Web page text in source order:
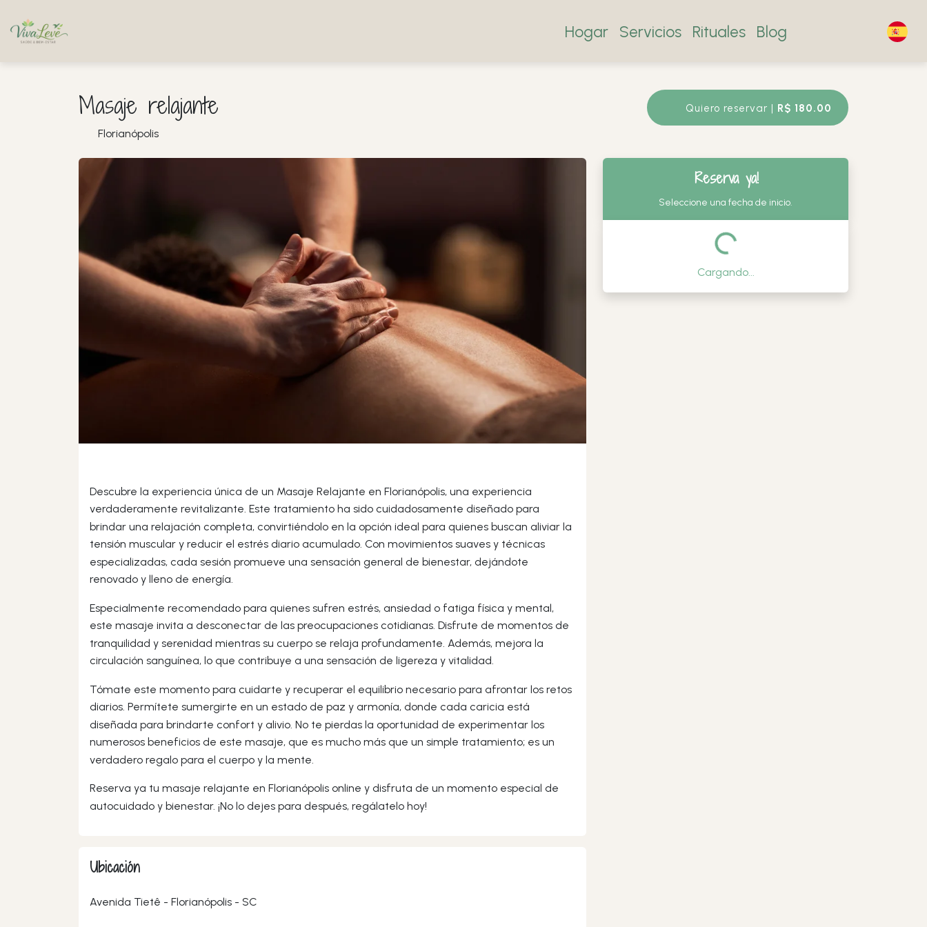
Hogar Servicios Rituales Blog
Quiero reservar | R$ 180.00
Masaje relajante
Florianópolis
Descubre la experiencia única de un Masaje Relajante en Florianópolis, una experiencia
verdaderamente revitalizante. Este tratamiento ha sido cuidadosamente diseñado para
brindar una relajación completa, convirtiéndolo en la opción ideal para quienes buscan aliviar la
tensión muscular y reducir el estrés diario acumulado. Con movimientos suaves y técnicas
especializadas, cada sesión promueve una sensación general de bienestar, dejándote
renovado y lleno de energía.
Especialmente recomendado para quienes sufren estrés, ansiedad o fatiga física y mental,
este masaje invita a desconectar de las preocupaciones cotidianas. Disfrute de momentos de
tranquilidad y serenidad mientras su cuerpo se relaja profundamente. Además, mejora la
circulación sanguínea, lo que contribuye a una sensación de ligereza y vitalidad.
Tómate este momento para cuidarte y recuperar el equilibrio necesario para afrontar los retos
diarios. Permítete sumergirte en un estado de paz y armonía, donde cada caricia está
diseñada para brindarte confort y alivio. No te pierdas la oportunidad de experimentar los
numerosos beneficios de este masaje, que es mucho más que un simple tratamiento; es un
verdadero regalo para el cuerpo y la mente.
Reserva ya tu masaje relajante en Florianópolis online y disfruta de un momento especial de
autocuidado y bienestar. ¡No lo dejes para después, regálatelo hoy!
Ubicación
Avenida Tietê - Florianópolis - SC
¡Reserva ya!
Seleccione una fecha de inicio.
Cargando...